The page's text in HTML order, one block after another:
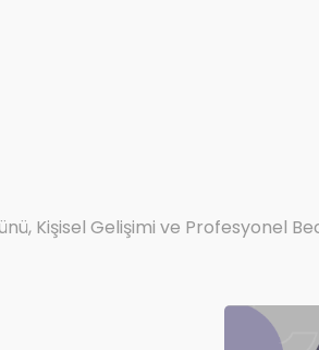
Kişisel Gelişimi ve Profesyonel